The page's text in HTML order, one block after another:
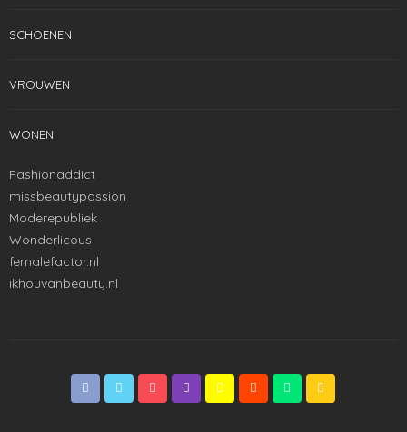
SCHOENEN
VROUWEN
WONEN
Fashionaddict
missbeautypassion
Moderepubliek
Wonderlicous
femalefactor.nl
ikhouvanbeauty.nl